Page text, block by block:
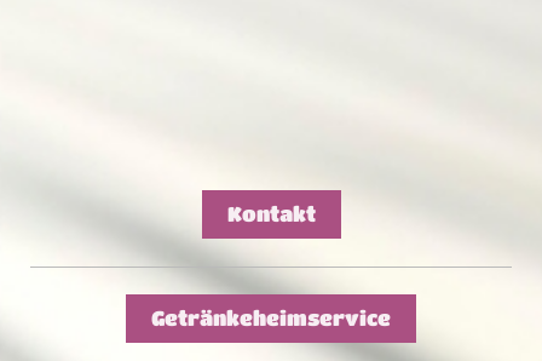
Kontakt
Getränkeheimservice